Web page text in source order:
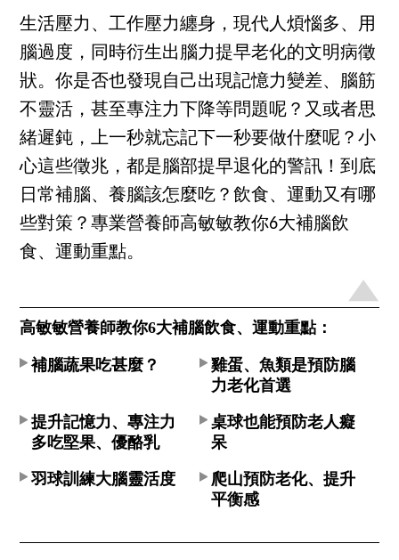
生活壓力、工作壓力纏身，現代人煩惱多、用
腦過度，同時衍生出腦力提早老化的文明病徵
狀。你是否也發現自己出現記憶力變差、腦筋
不靈活，甚至專注力下降等問題呢？又或者思
緒遲鈍，上一秒就忘記下一秒要做什麼呢？小
心這些徵兆，都是腦部提早退化的警訊！到底
日常補腦、養腦該怎麼吃？飲食、運動又有哪
些對策？專業營養師高敏敏教你6大補腦飲
食、運動重點。
高敏敏營養師教你6大補腦飲食、運動重點：
補腦蔬果吃甚麼？
雞蛋、魚類是預防腦
力老化首選
提升記憶力、專注力
多吃堅果、優酪乳
桌球也能預防老人癡
呆
羽球訓練大腦靈活度
爬山預防老化、提升
平衡感